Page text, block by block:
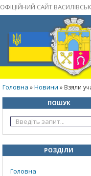
ОФІЦІЙНИЙ САЙТ
Головна »Новини » Взяли
ПОШУК
РОЗДІЛИ
Головна